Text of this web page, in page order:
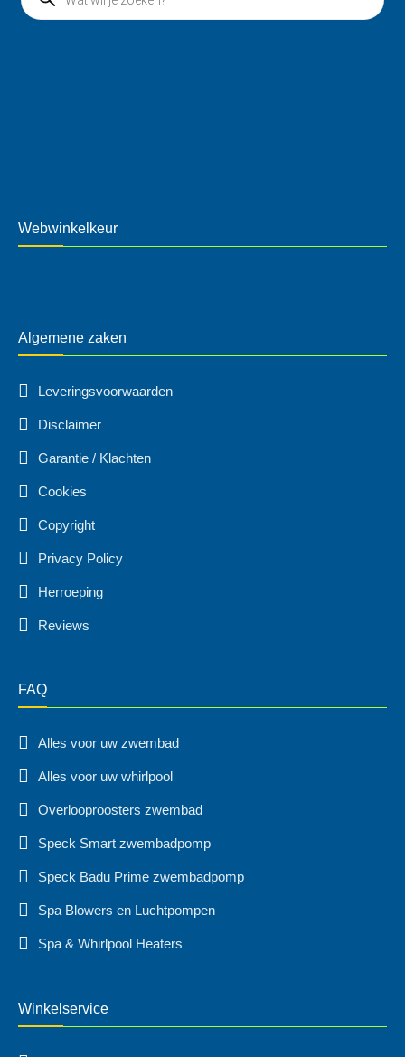
Webwinkelkeur
Algemene zaken
Leveringsvoorwaarden
Disclaimer
Garantie / Klachten
Cookies
Copyright
Privacy Policy
Herroeping
Reviews
FAQ
Alles voor uw zwembad
Alles voor uw whirlpool
Overlooproosters zwembad
Speck Smart zwembadpomp
Speck Badu Prime zwembadpomp
Spa Blowers en Luchtpompen
Spa & Whirlpool Heaters
Winkelservice